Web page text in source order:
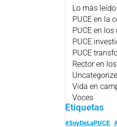
Lo más leído
PUCE en la
PUCE en
PUCE
PUCE
Rector en
Vida en
Voces
Etiquetas
#SoyDeLaPUCE